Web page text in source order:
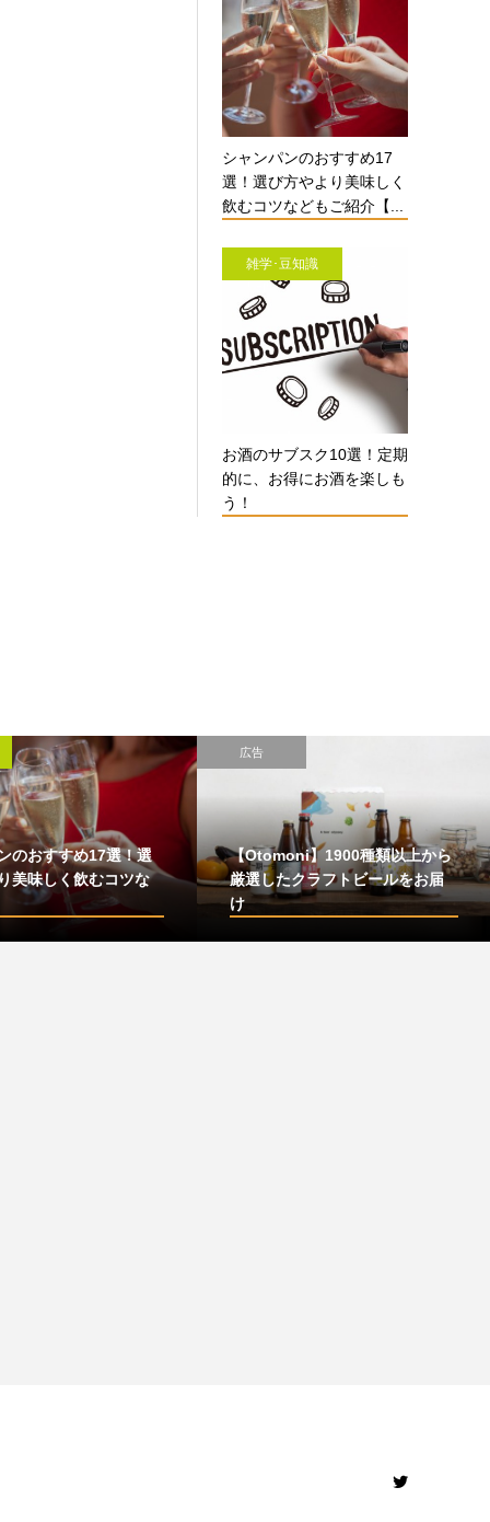
シャンパンのおすすめ17
選！選び方やより美味しく
飲むコツなどもご紹介【...
雑学･豆知識
お酒のサブスク10選！定期
的に、お得にお酒を楽しも
う！
のおすすめ17選！選
美味しく飲むコツな
広告
【Otomoni】1900種類以上から
厳選したクラフトビールをお届
け